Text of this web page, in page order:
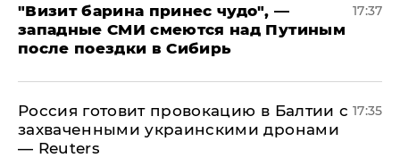
"Визит барина принес чудо", —
западные СМИ смеются над Путиным
после поездки в Сибирь
17:37
​Россия готовит провокацию в Балтии с
захваченными украинскими дронами
— Reuters
17:35